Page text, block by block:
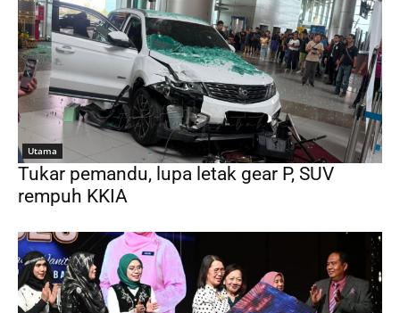
Utama
Tukar pemandu, lupa letak gear P, SUV
rempuh KKIA